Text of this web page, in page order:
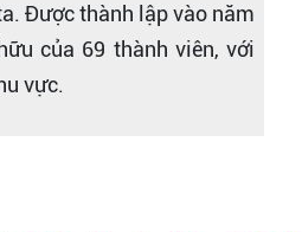
Được thành lập vào năm
của 69 thành viên, với
vực.